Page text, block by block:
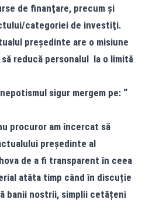
de finanţare, precum şi
categoriei de investiţi.
președinte are o misiune
reducă personalul la o limită
sigur mergem pe: “
am încercat să
președinte al
de a fi transparent în ceea
atâta timp când în discuție
banii nostrii, simplii cetățeni